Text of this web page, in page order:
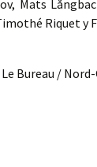
Mats
Riquet y
Le Bureau /